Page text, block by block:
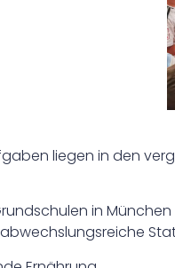
liegen in den
in